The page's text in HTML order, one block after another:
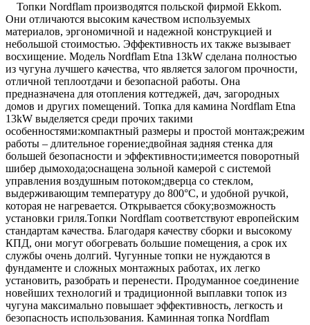
Топки Nordflam производятся польской фирмой Ekkom.
Они отличаются высоким качеством используемых
материалов, эргономичной и надежной конструкцией и
небольшой стоимостью. Эффективность их также вызывает
восхищение. Модель Nordflam Etna 13kW сделана полностью
из чугуна лучшего качества, что является залогом прочности,
отличной теплоотдачи и безопасной работы. Она
предназначена для отопления коттеджей, дач, загородных
домов и других помещений. Топка для камина Nordflam Etna
13kW выделяется среди прочих такими
особенностями:компактный размеры и простой монтаж;режим
работы – длительное горение;двойная задняя стенка для
большей безопасности и эффективности;имеется поворотный
шибер дымохода;оснащена зольной камерой с системой
управления воздушным потоком;дверца со стеклом,
выдерживающим температуру до 800°С, и удобной ручкой,
которая не нагревается. Открывается сбоку;возможность
установки гриля.Топки Nordflam соответствуют европейским
стандартам качества. Благодаря качеству сборки и высокому
КПД, они могут обогревать большие помещения, а срок их
службы очень долгий. Чугунные топки не нуждаются в
фундаменте и сложных монтажных работах, их легко
установить, разобрать и перенести. Продуманное соединение
новейших технологий и традиционной выплавки топок из
чугуна максимально повышает эффективность, легкость и
безопасность использования. Каминная топка Nordflam